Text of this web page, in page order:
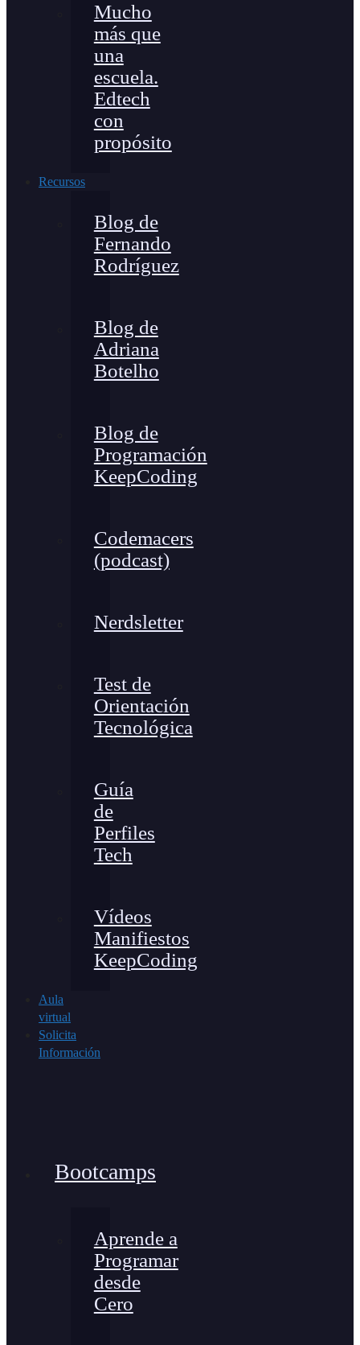
Mucho
más que
una
escuela.
Edtech
con
propósito
Recursos
Blog de
Fernando
Rodríguez
Blog de
Adriana
Botelho
Blog de
Programación
KeepCoding
Codemacers
(podcast)
Nerdsletter
Test de
Orientación
Tecnológica
Guía
de
Perfiles
Tech
Vídeos
Manifiestos
KeepCoding
Aula
virtual
Solicita
Información
Bootcamps
Aprende a
Programar
desde
Cero